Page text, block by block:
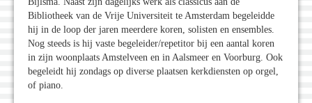
Bibliotheek van de Vrije Universiteit te Amsterdam begeleidde
hij in de loop der jaren meerdere koren, solisten en ensembles.
Nog steeds is hij vaste begeleider/repetitor bij een aantal koren
in zijn woonplaats Amstelveen en in Aalsmeer en Voorburg. Ook
begeleidt hij zondags op diverse plaatsen kerkdiensten op orgel,
of piano.